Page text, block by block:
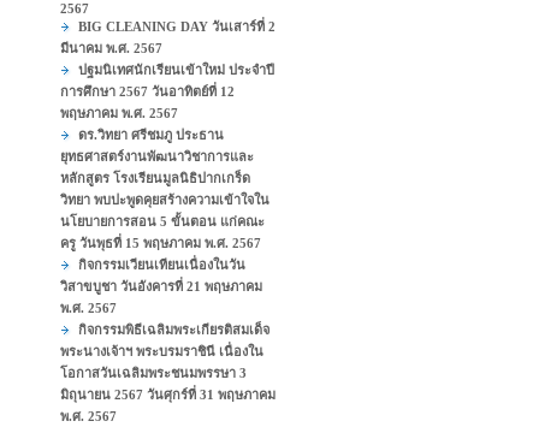
2567
BIG CLEANING DAY วันเสาร์ที่ 2
มีนาคม พ.ศ. 2567
ปฐมนิเทศนักเรียนเข้าใหม่ ประจำปี
การศึกษา 2567 วันอาทิตย์ที่ 12
พฤษภาคม พ.ศ. 2567
ดร.วิทยา ศรีชมภู ประธาน
ยุทธศาสตร์งานพัฒนาวิชาการและ
หลักสูตร โรงเรียนมูลนิธิปากเกร็ด
วิทยา พบปะพูดคุยสร้างความเข้าใจใน
นโยบายการสอน 5 ขั้นตอน แก่คณะ
ครู วันพุธที่ 15 พฤษภาคม พ.ศ. 2567
กิจกรรมเวียนเทียนเนื่องในวัน
วิสาขบูชา วันอังคารที่ 21 พฤษภาคม
พ.ศ. 2567
กิจกรรมพิธีเฉลิมพระเกียรติสมเด็จ
พระนางเจ้าฯ พระบรมราชินี เนื่องใน
โอกาสวันเฉลิมพระชนมพรรษา 3
มิถุนายน 2567 วันศุกร์ที่ 31 พฤษภาคม
พ.ศ. 2567